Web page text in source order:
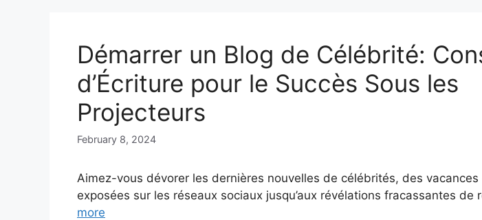
Démarrer un Blog de Célébrité:
d’Écriture pour le Succès Sous les
Projecteurs
February 8, 2024
Aimez-vous dévorer les dernières nouvelles de célébrités, des
exposées sur les réseaux sociaux jusqu’aux révélations fracassantes de
more